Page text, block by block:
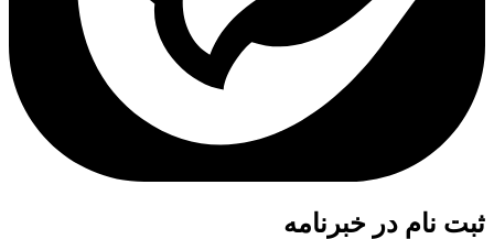
ثبت نام در خبرنامه